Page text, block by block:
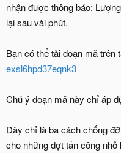
nhận được thông báo:
lại sau vài phút.
Bạn có thể tải đoạn mã trên
exsl6hpd37eqnk3
Chú ý đoạn mã này chỉ áp
Đây chỉ là ba cách chống
cho những đợt tấn công